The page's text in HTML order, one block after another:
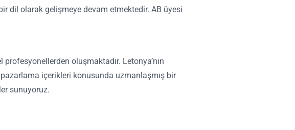
dil olarak gelişmeye devam etmektedir. AB üyesi
oluşmaktadır. Letonya’nın
içerikleri konusunda uzmanlaşmış bir
sunuyoruz.